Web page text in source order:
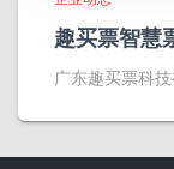
趣买票智慧
广东趣买票科